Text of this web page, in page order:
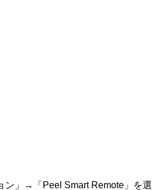
ン」→「Peel Smart Remote」を選